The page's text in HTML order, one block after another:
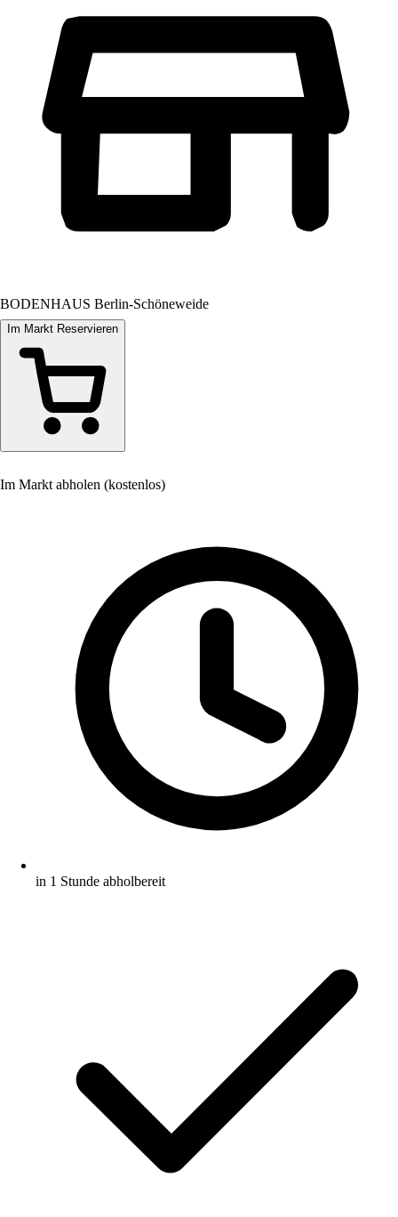
BODENHAUS Berlin-Schöneweide
Im Markt Reservieren
Im Markt abholen (kostenlos)
in 1 Stunde abholbereit